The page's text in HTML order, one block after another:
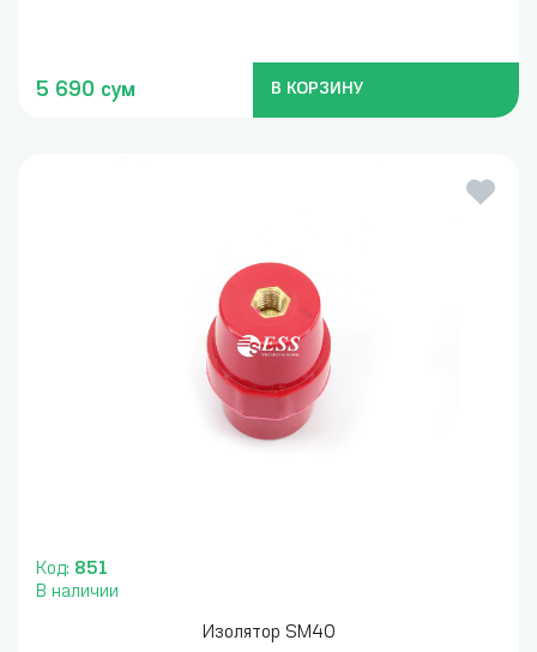
5 690 сум В КОРЗИНУ
Код: 851
В наличии
Изолятор SM40